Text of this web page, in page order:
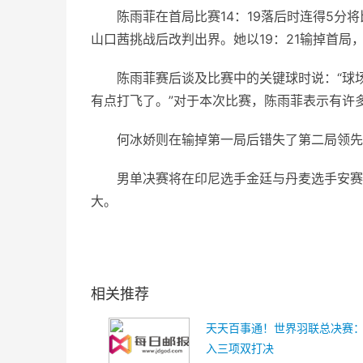
陈雨菲在首局比赛14：19落后时连得5分
山口茜挑战后改判出界。她以19：21输掉首局
陈雨菲赛后谈及比赛中的关键球时说：“
有点打飞了。”对于本次比赛，陈雨菲表示有
何冰娇则在输掉第一局后错失了第二局领
男单决赛将在印尼选手金廷与丹麦选手安
大。
相关推荐
天天百事通！世界羽联总决赛
入三项双打决